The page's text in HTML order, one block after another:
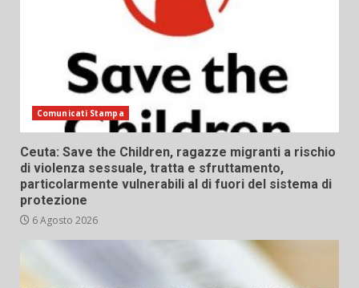
Comunicati Stampa
Ceuta: Save the Children, ragazze migranti a rischio
di violenza sessuale, tratta e sfruttamento,
particolarmente vulnerabili al di fuori del sistema di
protezione
6 Agosto 2026